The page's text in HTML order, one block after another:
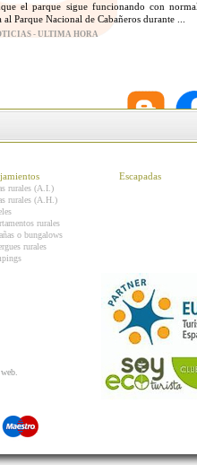
el parque sigue funcionando con
Parque Nacional de Cabañeros durante ...
- ULTIMA HORA
rurales (A.I.)
rurales (A.H.)
rurales
o bungalows
rurales
Escapadas